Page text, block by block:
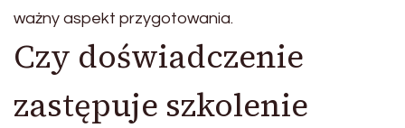
ważny aspekt przygotowania.
Czy doświadczenie
zastępuje szkolenie